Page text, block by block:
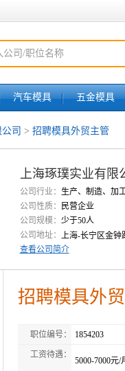
汽车模具 五金模具
司 > 招聘模具外贸主管
上海琢璞实业有限
公司行业：
生产、制造、加
公司性质：
民营企业
公司规模： 少于50人
公司地址：
上海-长宁区金
查看公司简介
招聘模具外
职位编号： 1854203
工资待遇：
5000-7000元/